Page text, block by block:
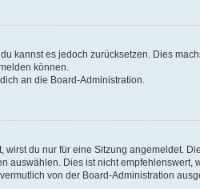
kannst es jedoch zurücksetzen. Dies
können.
an die Board-Administration.
du nur für eine Sitzung angemeldet.
auswählen. Dies ist nicht
von der Board-Administration